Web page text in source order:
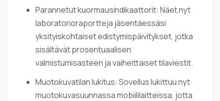
Parannetut kuormausindikaattorit: Näet nyt
laboratorioraportteja jäsentäessäsi
yksityiskohtaiset edistymispäivitykset, jotka
sisältävät prosentuaalisen
valmistumisasteen ja vaiheittaiset tilaviestit.
Muotokuvatilan lukitus: Sovellus lukittuu nyt
muotokuvasuunnassa mobiililaitteissa, jotta